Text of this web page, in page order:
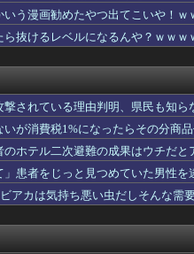
め
蓮ノ空】
結果……
生日を迎える・・・
で冷えるまでの苦痛の時間ヤバい...
否され受け取れず、多額の納税義
アツいと個人的に話題 半個室島+...
恋愛関係のスレを読み漁ってたの
りたたみ傘『傘で草』『晴れて...
タン弾け飛びそう
し立たず
いう漫画勧めたやつ出てこいや！ｗ
ら抜けるレベルになるんや？ｗｗｗ
撃されている理由判明、県民も知
が消費税1%になったらその分商
のホテル二次避難の成果はウチだ
」患者をじっと見つめていた男性を
アカは気持ち悪い虫だしそんな